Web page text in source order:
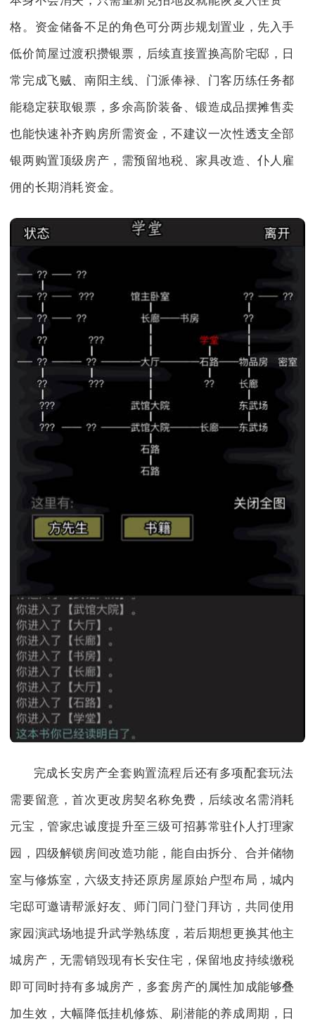
格。资金储备不足的角色可分两步规划置业，先入手
低价简屋过渡积攒银票，后续直接置换高阶宅邸，日
常完成飞贼、南阳主线、门派俸禄、门客历练任务都
能稳定获取银票，多余高阶装备、锻造成品摆摊售卖
也能快速补齐购房所需资金，不建议一次性透支全部
银两购置顶级房产，需预留地税、家具改造、仆人雇
佣的长期消耗资金。
完成长安房产全套购置流程后还有多项配套玩法
需要留意，首次更改房契名称免费，后续改名需消耗
元宝，管家忠诚度提升至三级可招募常驻仆人打理家
园，四级解锁房间改造功能，能自由拆分、合并储物
室与修炼室，六级支持还原房屋原始户型布局，城内
宅邸可邀请帮派好友、师门同门登门拜访，共同使用
家园演武场地提升武学熟练度，若后期想更换其他主
城房产，无需销毁现有长安住宅，保留地皮持续缴税
即可同时持有多城房产，多套房产的属性加成能够叠
加生效，大幅降低挂机修炼、刷潜能的养成周期，日